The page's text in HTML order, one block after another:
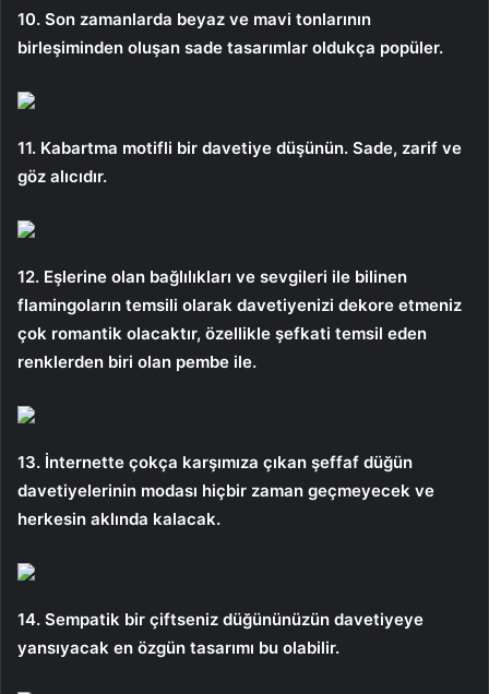
10. Son zamanlarda beyaz ve mavi tonlarının
birleşiminden oluşan sade tasarımlar oldukça popüler.
11. Kabartma motifli bir davetiye düşünün. Sade, zarif ve
göz alıcıdır.
12. Eşlerine olan bağlılıkları ve sevgileri ile bilinen
flamingoların temsili olarak davetiyenizi dekore etmeniz
çok romantik olacaktır, özellikle şefkati temsil eden
renklerden biri olan pembe ile.
13. İnternette çokça karşımıza çıkan şeffaf düğün
davetiyelerinin modası hiçbir zaman geçmeyecek ve
herkesin aklında kalacak.
14. Sempatik bir çiftseniz düğününüzün davetiyeye
yansıyacak en özgün tasarımı bu olabilir.